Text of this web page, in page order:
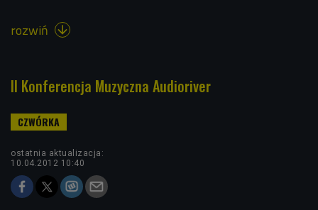
rozwiń 
II Konferencja Muzyczna Audioriver
ostatnia aktualizacja:
10.04.2012 10:40